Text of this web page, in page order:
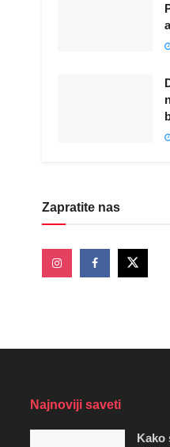
Zapratite nas
Najnoviji saveti
Kako